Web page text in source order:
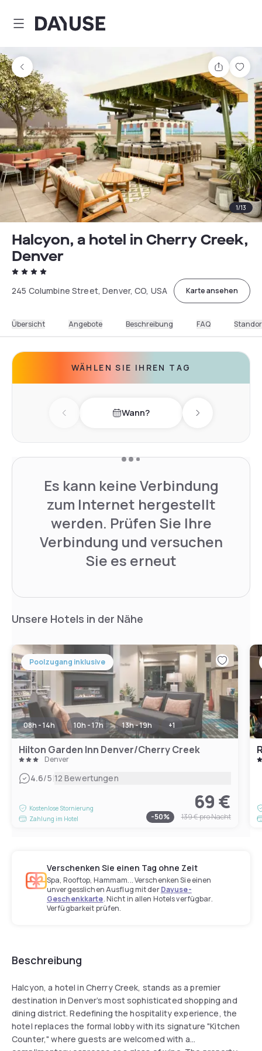
Dayuse
Teilen
1/13
Halcyon, a hotel in Cherry Creek,
Denver
245 Columbine Street, Denver, CO, USA Karte ansehen
Übersicht Angebote Beschreibung FAQ
WÄHLEN SIE IHREN TAG
Previous day Wann? Next day
Es kann keine Verbindung
zum Internet hergestellt
werden. Prüfen Sie Ihre
Verbindung und versuchen
Sie es erneut
Unsere Hotels in der Nähe
Poolzugang inklusive
08h - 14h 10h - 17h 13h - 19h +1
Hilton Garden Inn Denver/Cherry Creek
Denver
4.6/5|12 Bewertungen
Kostenlose Stornierung
Zahlung im Hotel
69 €
-50% 139 €pro Nacht
Verschenken Sie einen Tag ohne Zeit
Spa, Rooftop, Hammam... Verschenken Sie einen
unvergesslichen Ausflug mit derDayuse-
Geschenkkarte. Nicht in allen Hotels verfügbar.
Verfügbarkeit prüfen.
Beschreibung
Halcyon, a hotel in Cherry Creek, stands as a premier
destination in Denver’s most sophisticated shopping and
dining district. Redefining the hospitality experience, the
hotel replaces the formal lobby with its signature "Kitchen
Counter," where guests are welcomed with a